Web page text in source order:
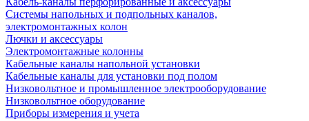
Системы напольных и подпольных каналов,
электромонтажных колон
Лючки и аксессуары
Электромонтажные колонны
Кабельные каналы напольной установки
Кабельные каналы для установки под полом
Низковольтное и промышленное электрооборудование
Низковольтное оборудование
Приборы измерения и учета